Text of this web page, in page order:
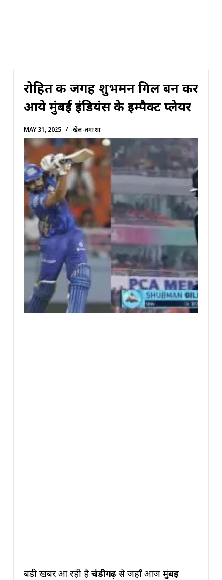
रोहित की जगह शुभमन गिल बन कर
आये मुंबई इंडियंस के इम्पैक्ट प्लेयर
MAY 31, 2025 खेल-तमाशा
बड़ी खबर आ रही है चंडीगढ़से जहाँ आज मुंबई